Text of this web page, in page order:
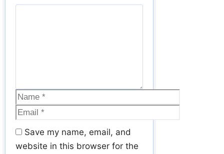
Save my name, email, and
website in this browser for the